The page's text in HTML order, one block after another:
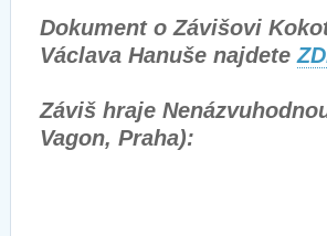
Dokument o Závišovi
Václava Hanuše najdete
Záviš hraje
Vagon, Praha):